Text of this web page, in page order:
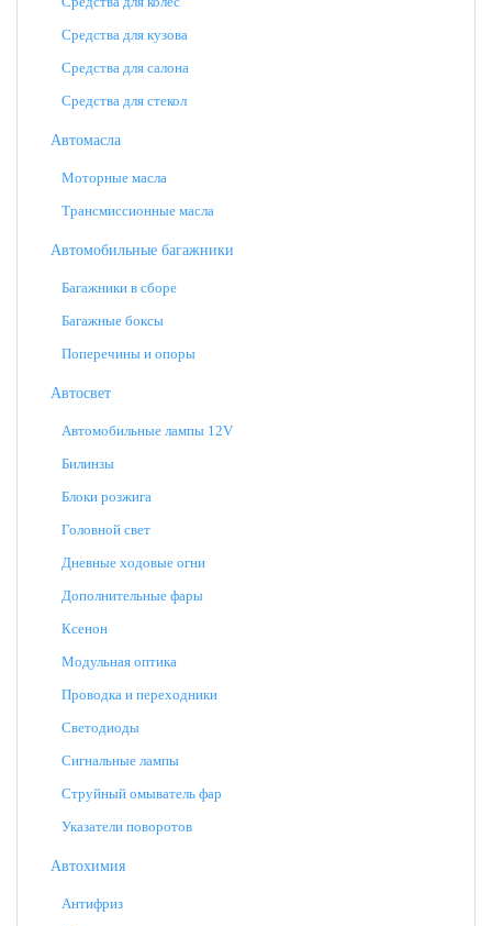
Средства для кузова
Средства для салона
Средства для стекол
Автомасла
Моторные масла
Трансмиссионные масла
Автомобильные багажники
Багажники в сборе
Багажные боксы
Поперечины и опоры
Автосвет
Автомобильные лампы 12V
Билинзы
Блоки розжига
Головной свет
Дневные ходовые огни
Дополнительные фары
Ксенон
Модульная оптика
Проводка и переходники
Светодиоды
Сигнальные лампы
Струйный омыватель фар
Указатели поворотов
Автохимия
Антифриз